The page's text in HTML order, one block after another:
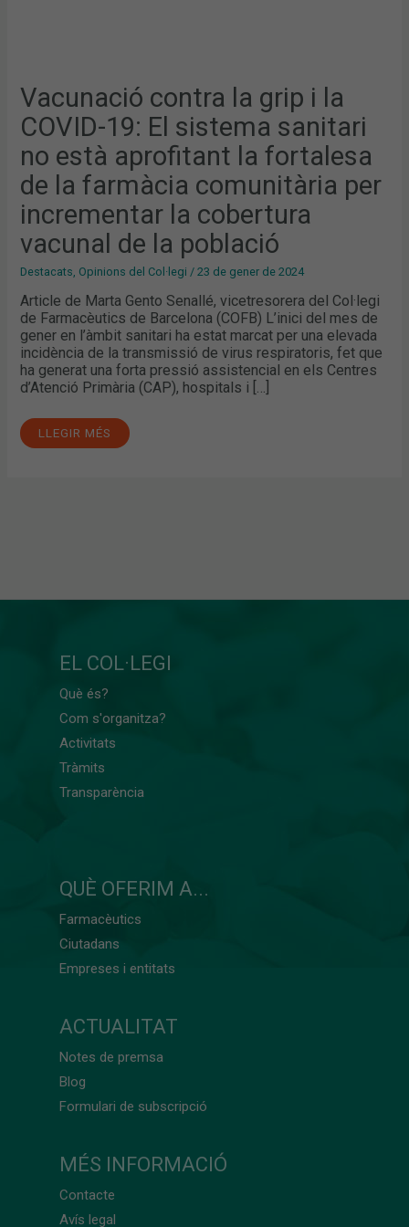
Vacunació contra la grip i la
COVID-19: El sistema sanitari
no està aprofitant la fortalesa
de la farmàcia comunitària per
incrementar la cobertura
vacunal de la població
Destacats, Opinions del Col·legi /23 de gener de 2024
Article de Marta Gento Senallé, vicetresorera del Col·legi
de Farmacèutics de Barcelona (COFB) L’inici del mes de
gener en l’àmbit sanitari ha estat marcat per una elevada
incidència de la transmissió de virus respiratoris, fet que
ha generat una forta pressió assistencial en els Centres
d’Atenció Primària (CAP), hospitals i […]
VACUNAL
DE
LA
POBLACIÓ
LLEGIR MÉS
EL COL·LEGI
Què és?
Com s'organitza?
Activitats
Tràmits
Transparència
QUÈ OFERIM A...
Farmacèutics
Ciutadans
Empreses i entitats
ACTUALITAT
Notes de premsa
Blog
Formulari de subscripció
MÉS INFORMACIÓ
Contacte
Avís legal